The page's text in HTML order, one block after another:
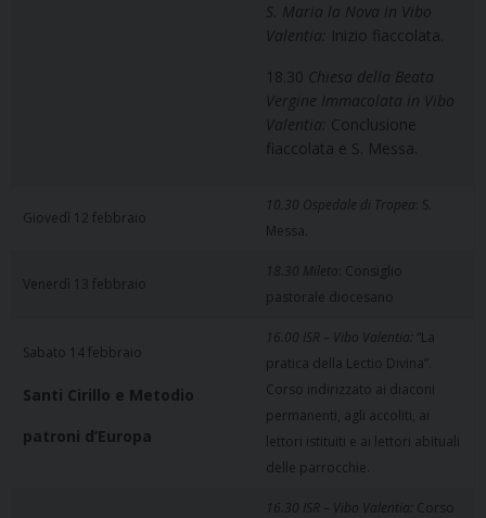
S. Maria la Nova in Vibo
Valentia: Inizio fiaccolata.
18.30 Chiesa della Beata
Vergine Immacolata in Vibo
Valentia: Conclusione
fiaccolata e S. Messa.
Giovedì 12 febbraio
10.30 Ospedale di Tropea : S.
Messa.
Venerdì 13 febbraio
18.30 Mileto : Consiglio
pastorale diocesano
Sabato 14 febbraio
Santi Cirillo e Metodio
patroni d’Europa
16.00 ISR – Vibo Valentia:
“La
pratica della Lectio Divina”.
Corso indirizzato ai diaconi
permanenti, agli accoliti, ai
lettori istituiti e ai lettori abituali
delle parrocchie.
16.30 ISR – Vibo Valentia: Corso